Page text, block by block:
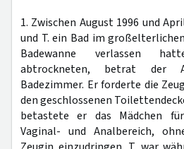
1. Zwischen August 1996 und
und T. ein Bad im
Badewanne verlassen
abtrockneten, betrat der
Badezimmer. Er forderte die
den geschlossenen
betastete er das Mädchen
Vaginal- und Analbereich,